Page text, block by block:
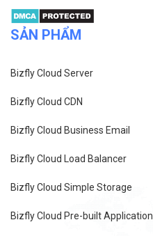
SẢN PHẨM
Bizfly Cloud Server
Bizfly Cloud CDN
Bizfly Cloud Business Email
Bizfly Cloud Load Balancer
Bizfly Cloud Simple Storage
Bizfly Cloud Pre-built Application